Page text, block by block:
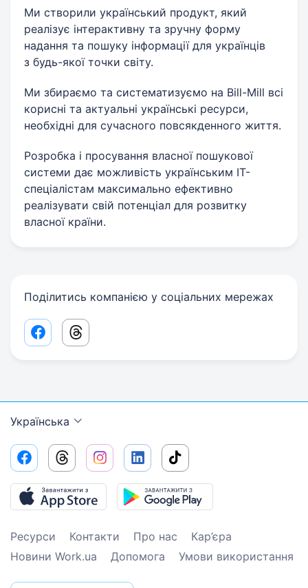
Ми створили український продукт, який
реалізує інтерактивну та зручну форму
надання та пошуку інформації для українців
з будь-якої точки світу.
Ми збираємо та систематизуємо на Bill-Mill всі
корисні та актуальні українські ресурси,
необхідні для сучасного повсякденного життя.
Розробка і просування власної пошукової
системи дає можливість українським IT-
спеціалістам максимально ефективно
реалізувати свій потенціал для розвитку
власної країни.
Поділитись компанією у соціальних мережах
Facebook share link
Threads share link
Українська
Ресурси Контакти Про нас
Кар’єра
Новини Work.ua
Допомога Умови використання